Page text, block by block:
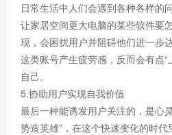
日常生活中人们会遇到各种各样的
让家居空间更大电脑的某些软件要
现，会困扰用户并阻碍他们进一步
这类账号产生疲劳感，反而会有点
自己。
5.协助用户实现自我价值
最后一种能诱发用户关注的，是心
势造英雄”，在这个快速变化的时